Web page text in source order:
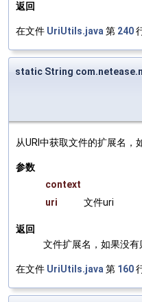
返回
在文件 UriUtils.java第 240
static String
从URI中获取文件的扩展名，
参数
context
uri
文件uri
返回
文件扩展名，如果没
在文件 UriUtils.java第 160